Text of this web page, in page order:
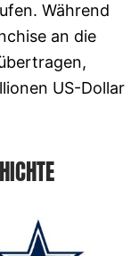
Während
an die
US-Dollar